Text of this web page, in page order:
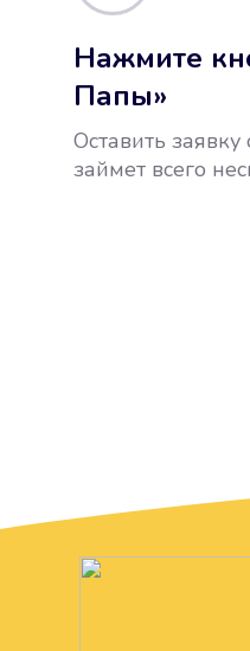
Нажмите
Папы»
Оставить заявку
займет всего